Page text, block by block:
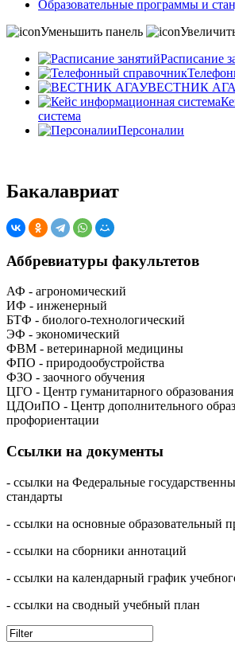
Образовательные программы и
Уменьшить панель
Расписание
ВЕСТНИК
система
Персоналии
Бакалавриат
Аббревиатуры факультетов
АФ - агрономический
ИФ - инженерный
БТФ - биолого-технологический
ЭФ - экономический
ФВМ - ветеринарной медицины
ФПО - природообустройства
ФЗО - заочного обучения
ЦГО - Центр гуманитарного образования
ЦДОиПО - Центр дополнительного
профориентации
Ссылки на документы
- ссылки на Федеральные
стандарты
- ссылки на основные образовательный
- ссылки на сборники аннотаций
- ссылки на календарный график
- ссылки на сводный учебный план